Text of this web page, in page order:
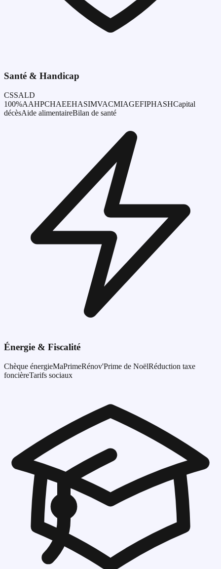
Santé & Handicap
CSSALD
100%AAHPCHAEEHASIMVACMIAGEFIPHASHCapital
décèsAide alimentaireBilan de santé
Énergie & Fiscalité
Chèque énergieMaPrimeRénov'Prime de NoëlRéduction taxe
foncièreTarifs sociaux